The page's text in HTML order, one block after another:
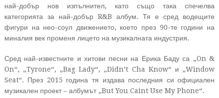
най-добър нов изпълнител, като също така спечелва
категорията за най-добър R&B албум. Тя е сред водещите
фигури на нео-соул движението, което през 90-те години на
миналия век променя лицето на музикалната индустрия.
Сред най-известните и хитови песни на Ерика Баду са „On &
On“, „Tyrone“, „Bag Lady“, „Didn’t Cha Know“ и „Window
Seat“. През 2015 година тя издава последния си официален
музикален проект – албумът „But You Caint Use My Phone“.